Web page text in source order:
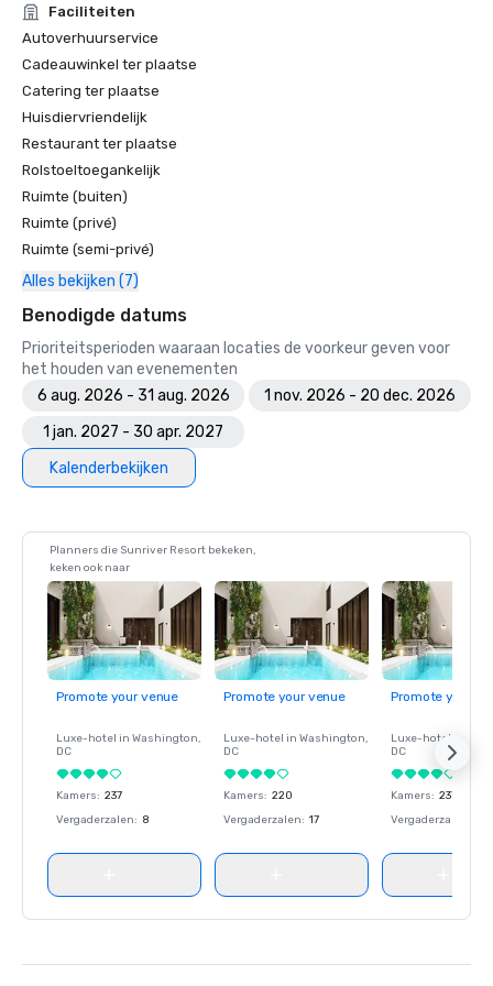
Oregon - Golfweek
Amerika's beste top 100 moderne banen (na 1960) -
Golfweek
Beste resorts voor gezinnen met vier personen - Golf
Odyssey
De 100 beste resortbanen van Amerika - Golfweek
Top 100 openbaar toegankelijke golfbanen in Amerika -
Golf Magazine
Top tien golfresorts in de VS - American Way Magazine
Top 100 Fairways - Golf voor dames
De 100 beste golfresorts in Noord-Amerika - Links
Top 100 golfresorts ter wereld - The Golfer
Faciliteiten
Autoverhuurservice
Cadeauwinkel ter plaatse
Catering ter plaatse
Huisdiervriendelijk
Restaurant ter plaatse
Rolstoeltoegankelijk
Ruimte (buiten)
Ruimte (privé)
Ruimte (semi-privé)
Alles bekijken (7)
Benodigde datums
Prioriteitsperioden waaraan locaties de voorkeur geven voor
het houden van evenementen
6 aug. 2026 - 31 aug. 2026
1 nov. 2026 - 20 dec. 2026
1 jan. 2027 - 30 apr. 2027
Kalenderbekijken
Planners die Sunriver Resort bekeken,
keken ook naar
Promote your venue
Luxe-hotel in Washington,
DC
Kamers: 237
Vergaderzalen: 8
Promote your venue
Luxe-hotel in Washington,
DC
Kamers: 220
Vergaderzalen: 17
Promote your
Luxe-hotel in
DC
Kamers: 237
Vergaderzalen